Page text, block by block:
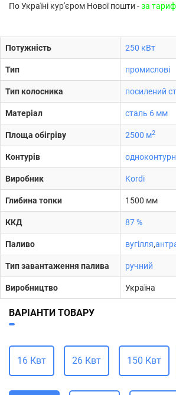
По Україні кур'єром Нової пошти -за
Потужність 250 кВт
Тип промислові
Тип колосника посилений
Матеріал сталь 6 мм
Площа обігріву 2500 м2
Контурів
Виробник Kordi
Глибина топки 1500 мм
ККД 87 %
Паливо вугілля,
Тип завантаження палива ручний
Виробництво Україна
ВАРІАНТИ ТОВАРУ
16 Квт 26 Квт 150 Квт